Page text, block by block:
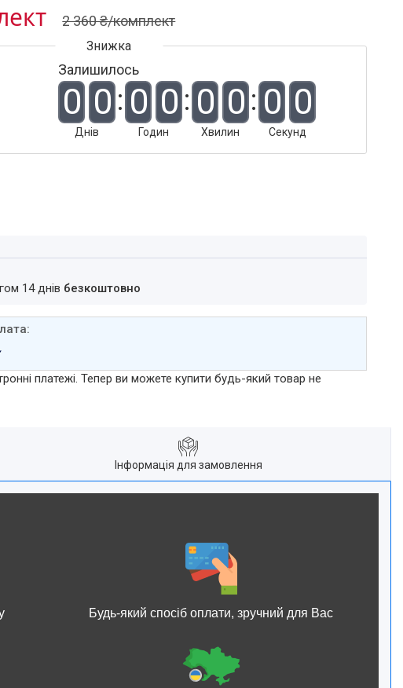
2 360 ₴/комплект
Залишилось
0 0
Днів
0 0
Годин
0 0
Хвилин
0 0
Секунд
14 днів безкоштовно
платежі. Тепер ви можете купити будь-який товар не
Інформація для замовлення
Будь-який спосіб оплати, зручний для Вас